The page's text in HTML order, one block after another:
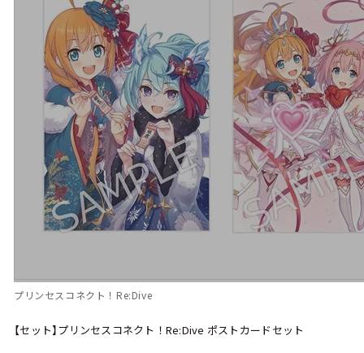
プリンセスコネクト！Re:Dive
【セット】プリンセスコネクト！Re:Dive ポストカードセット